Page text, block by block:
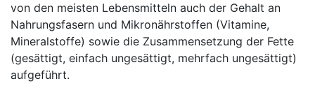
von den meisten Lebensmitteln auch der Gehalt an
Nahrungsfasern und Mikronährstoffen (Vitamine,
Mineralstoffe) sowie die Zusammensetzung der Fette
(gesättigt, einfach ungesättigt, mehrfach ungesättigt)
aufgeführt.